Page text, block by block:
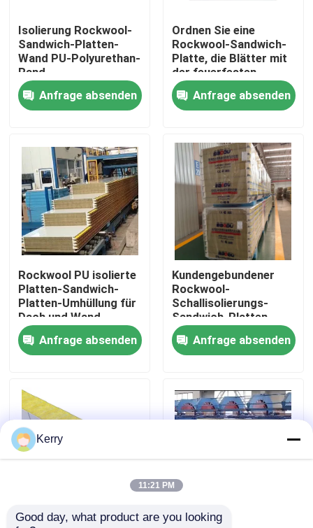
Produkte
Über uns
Fabrik-Ausflug
Qualitätskontrolle
Treten Sie mit uns in Verbindung
Fordern Sie ein Zitat
Stahlkonstruktionsgebäude
Stahlkonstruktionslager
Stahlkonstruktionswerkstatt
Isolierung Rockwool-
Sandwich-Platten-
Wand PU-Polyurethan-
Rand
Anfrage absenden
Ordnen Sie eine
Rockwool-Sandwich-
Platte, die Blätter mit
der feuerfesten
Polyurethan-Dichtung
überdacht
Anfrage absenden
Rockwool PU isolierte
Platten-Sandwich-
Platten-Umhüllung für
Dach und Wand
Anfrage absenden
Kundengebundener
Rockwool-
Schallisolierungs-
Sandwich-Platten-
Wand-Stahl
schalldicht
Anfrage absenden
75mm 80mm 200mm
PU-fabrizierte
Kerry
11:21 PM
Good day, what product are you looking